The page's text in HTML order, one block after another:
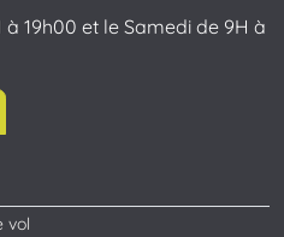
19h00 et le Samedi de 9H à
vol